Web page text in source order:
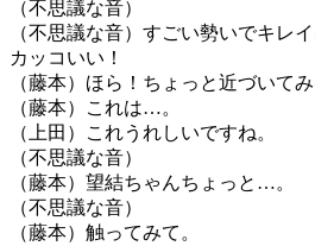
（不思議な音）
（不思議な音）すごい勢いでキレイ
カッコいい！
（藤本）ほら！ちょっと近づいてみ
（藤本）これは…。
（上田）これうれしいですね。
（不思議な音）
（藤本）望結ちゃんちょっと…。
（不思議な音）
（藤本）触ってみて。